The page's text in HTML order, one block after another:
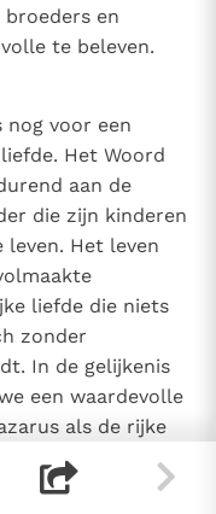
en
te beleven.
nog voor een
Het Woord
aan de
die zijn kinderen
Het leven
liefde die niets
zonder
In de gelijkenis
een waardevolle
als de rijke
die de arme man
dat Lazarus naar